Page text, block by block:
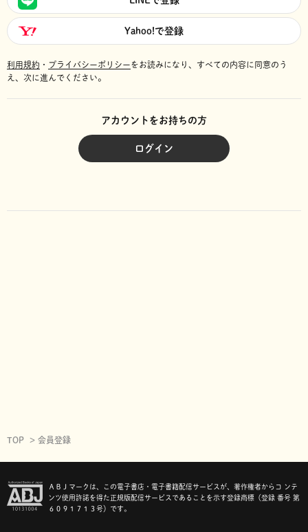
Yahoo!で登録
利用規約 ・ プライバシーポリシーをお読みになり、 すべての内容に同意のう
え、次に進んでください。
アカウントをお持ちの方
ログイン
TOP 会員登録
ＡＢＪマークは、この電子書店・電子書籍配信サービスが、著作権者からコ ンテ
ンツ使用許諾を得た正規版配信サービスであることを示す登録商標（登録 番号 第
６０９１７１３号）です。